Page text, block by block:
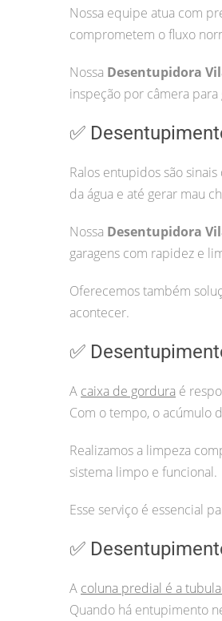
Nossa equipe atua com
comprometem o fluxo
Nossa Desentupidora
inspeção por câmera
✅
Ralos entupidos são
da água e até gerar mau
Nossa Desentupidora
garagens com rapidez e
Oferecemos também
acontecer.
✅
A caixa de gordura é
Com o tempo, o acúmulo
Realizamos a limpeza
sistema limpo e funcional.
Esse serviço é essencial
✅
A coluna predial é a
Quando há entupimento